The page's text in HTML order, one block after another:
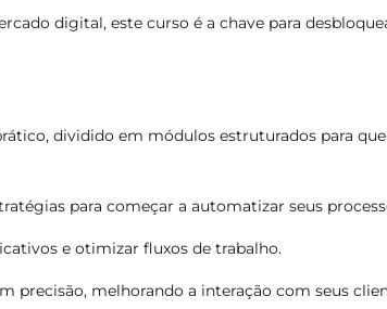
digital, este curso é a chave para
dividido em módulos estruturados para
para começar a automatizar seus
e otimizar fluxos de trabalho.
precisão, melhorando a interação com seus